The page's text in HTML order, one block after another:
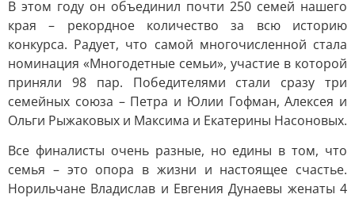
В этом году он объединил почти 250 семей нашего
края – рекордное количество за всю историю
конкурса. Радует, что самой многочисленной стала
номинация «Многодетные семьи», участие в которой
приняли 98 пар. Победителями стали сразу три
семейных союза – Петра и Юлии Гофман, Алексея и
Ольги Рыжаковых и Максима и Екатерины Насоновых.
Все финалисты очень разные, но едины в том, что
семья – это опора в жизни и настоящее счастье.
Норильчане Владислав и Евгения Дунаевы женаты 4